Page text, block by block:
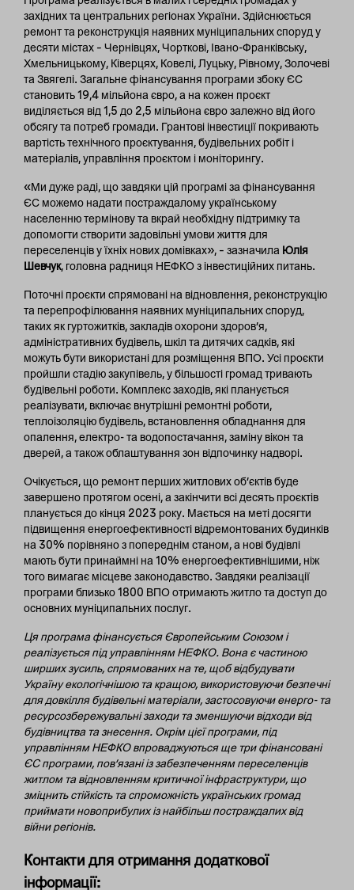
західних та центральних регіонах України. Здійснюється
ремонт та реконструкція наявних муніципальних споруд у
десяти містах – Чернівцях, Чорткові, Івано-Франківську,
Хмельницькому, Ківерцях, Ковелі, Луцьку, Рівному, Золочеві
та Звягелі. Загальне фінансування програми збоку ЄС
становить 19,4 мільйона євро, а на кожен проєкт
виділяється від 1,5 до 2,5 мільйона євро залежно від його
обсягу та потреб громади. Грантові інвестиції покривають
вартість технічного проєктування, будівельних робіт і
матеріалів, управління проєктом і моніторингу.
«Ми дуже раді, що завдяки цій програмі за фінансування
ЄС можемо надати постраждалому українському
населенню термінову та вкрай необхідну підтримку та
допомогти створити задовільні умови життя для
переселенців у їхніх нових домівках», – зазначила Юлія
Шевчук, головна радниця НЕФКО з інвестиційних питань.
Поточні проєкти спрямовані на відновлення, реконструкцію
та перепрофілювання наявних муніципальних споруд,
таких як гуртожитків, закладів охорони здоров’я,
адміністративних будівель, шкіл та дитячих садків, які
можуть бути використані для розміщення ВПО. Усі проєкти
пройшли стадію закупівель, у більшості громад тривають
будівельні роботи. Комплекс заходів, які планується
реалізувати, включає внутрішні ремонтні роботи,
теплоізоляцію будівель, встановлення обладнання для
опалення, електро- та водопостачання, заміну вікон та
дверей, а також облаштування зон відпочинку надворі.
Очікується, що ремонт перших житлових об’єктів буде
завершено протягом осені, а закінчити всі десять проєктів
планується до кінця 2023 року. Мається на меті досягти
підвищення енергоефективності відремонтованих будинків
на 30% порівняно з попереднім станом, а нові будівлі
мають бути принаймні на 10% енергоефективнішими, ніж
того вимагає місцеве законодавство. Завдяки реалізації
програми близько 1800 ВПО отримають житло та доступ до
основних муніципальних послуг.
Ця програма фінансується Європейським Союзом і
реалізується під управлінням НЕФКО. Вона є частиною
ширших зусиль, спрямованих на те, щоб відбудувати
Україну екологічнішою та кращою, використовуючи безпечні
для довкілля будівельні матеріали, застосовуючи енерго- та
ресурсозбережувальні заходи та зменшуючи відходи від
будівництва та знесення. Окрім цієї програми, під
управлінням НЕФКО впроваджуються ще три фінансовані
ЄС програми, пов’язані із забезпеченням переселенців
житлом та відновленням критичної інфраструктури, що
зміцнить стійкість та спроможність українських громад
приймати новоприбулих із найбільш постраждалих від
війни регіонів.
Контакти для отримання додаткової
інформації: